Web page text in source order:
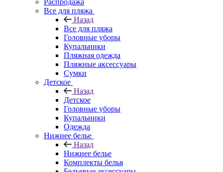
Распродажа
Все для пляжа
Назад
Все для пляжа
Головные уборы
Купальники
Пляжная одежда
Пляжные аксессуары
Сумки
Детское
Назад
Детское
Головные уборы
Купальники
Одежда
Нижнее белье
Назад
Нижнее белье
Комплекты белья